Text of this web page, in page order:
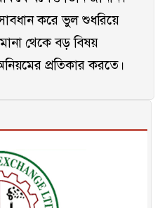
করে ভুল শুধরিয়ে
থেকে বড় বিষয়
প্রতিকার করতে।